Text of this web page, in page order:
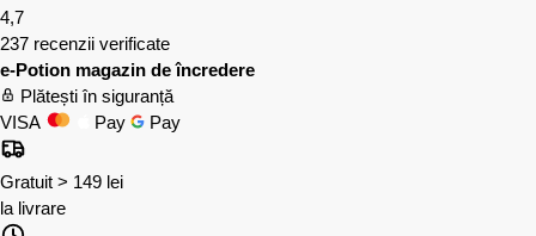
4,7
237 recenzii verificate
e-Potion magazin de încredere
Plătești în siguranță
VISA
Pay Pay
Gratuit > 149 lei
la livrare